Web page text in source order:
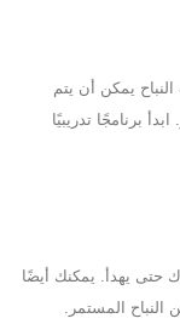
يمكن أن يتم
برنامجًا تدريبيًا
حتى يهدأ. يمكنك أيضًا
المستمر.